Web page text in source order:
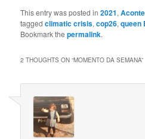
This entry was posted in2021,
taggedclimatic crisis,cop26,queen
Bookmark thepermalink.
2 THOUGHTS ON “MOMENTO DA SEMANA”